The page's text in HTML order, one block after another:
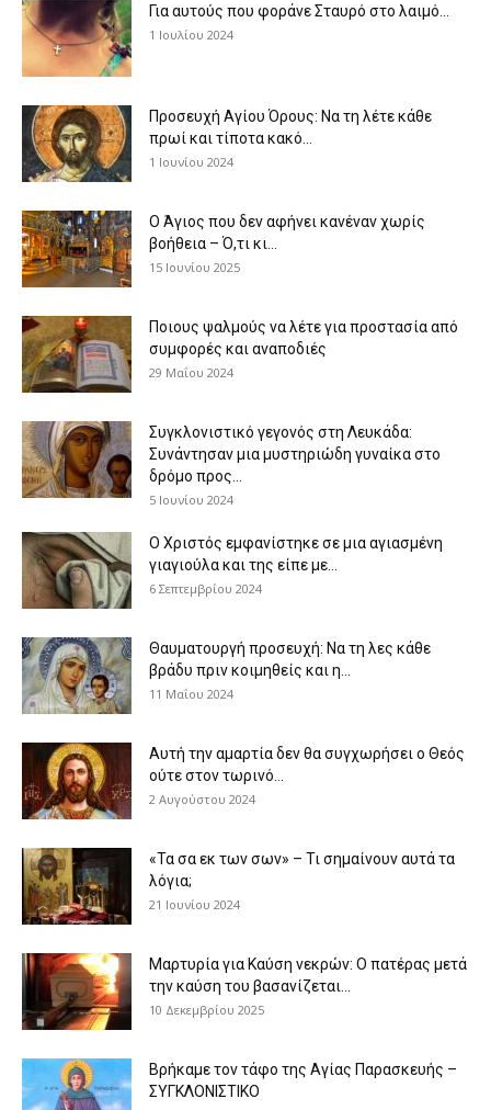
Για αυτούς που φοράνε Σταυρό στο λαιμό…
1 Ιουλίου 2024
Προσευχή Αγίου Όρους: Να τη λέτε κάθε
πρωί και τίποτα κακό...
1 Ιουνίου 2024
Ο Άγιος που δεν αφήνει κανέναν χωρίς
βοήθεια – Ό,τι κι...
15 Ιουνίου 2025
Ποιους ψαλμούς να λέτε για προστασία από
συμφορές και αναποδιές
29 Μαΐου 2024
Συγκλονιστικό γεγονός στη Λευκάδα:
Συνάντησαν μια μυστηριώδη γυναίκα στο
δρόμο προς...
5 Ιουνίου 2024
Ο Χριστός εμφανίστηκε σε μια αγιασμένη
γιαγιούλα και της είπε με...
6 Σεπτεμβρίου 2024
Θαυματουργή προσευχή: Να τη λες κάθε
βράδυ πριν κοιμηθείς και η...
11 Μαΐου 2024
Αυτή την αμαρτία δεν θα συγχωρήσει ο Θεός
ούτε στον τωρινό...
2 Αυγούστου 2024
«Τα σα εκ των σων» – Τι σημαίνουν αυτά τα
λόγια;
21 Ιουνίου 2024
Μαρτυρία για Καύση νεκρών: Ο πατέρας μετά
την καύση του βασανίζεται...
10 Δεκεμβρίου 2025
Βρήκαμε τον τάφο της Αγίας Παρασκευής –
ΣΥΓΚΛΟΝΙΣΤΙΚΟ